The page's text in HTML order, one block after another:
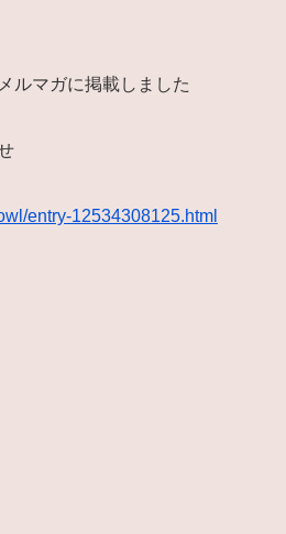
ルマガに掲載しました
entry-12534308125.html